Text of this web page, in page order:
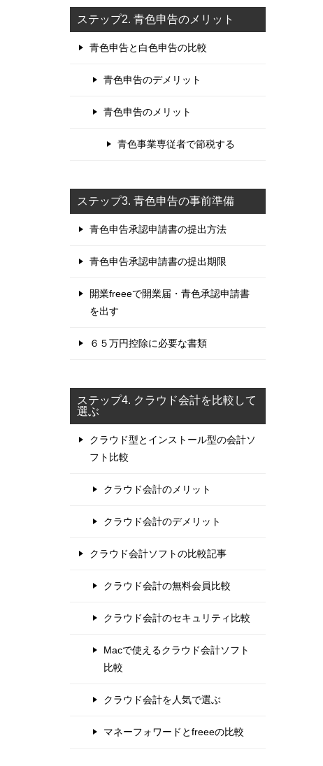
ステップ2. 青色申告のメリット
青色申告と白色申告の比較
青色申告のデメリット
青色申告のメリット
青色事業専従者で節税する
ステップ3. 青色申告の事前準備
青色申告承認申請書の提出方法
青色申告承認申請書の提出期限
開業freeeで開業届・青色承認申請書
を出す
６５万円控除に必要な書類
ステップ4. クラウド会計を比較して
選ぶ
クラウド型とインストール型の会計ソ
フト比較
クラウド会計のメリット
クラウド会計のデメリット
クラウド会計ソフトの比較記事
クラウド会計の無料会員比較
クラウド会計のセキュリティ比較
Macで使えるクラウド会計ソフト
比較
クラウド会計を人気で選ぶ
マネーフォワードとfreeeの比較